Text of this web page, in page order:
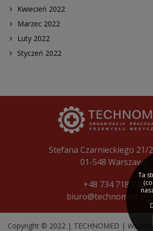
Kwiecień 2022
Marzec 2022
Luty 2022
Styczeń 2022
Stefana Czarnieckiego 21/
01-548 Warszawa
+48 734 718 742
Copyright © 2022 | TECHNOMED |
Ta